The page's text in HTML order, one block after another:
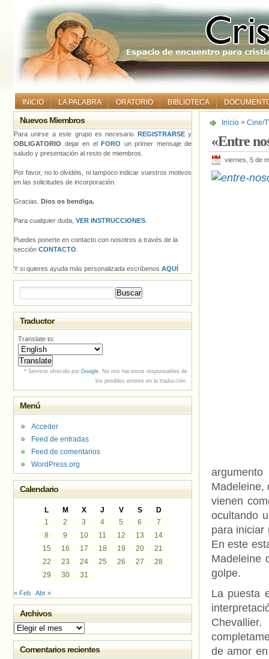
INICIO LA PALABRA ORATORIO BIBLIOTECA
Inicio > Cine/
«Entre
viernes, 5 de
Madeleine,
vienen
ocultando
para iniciar
En este
Madeleine
golpe.
La puesta
de amor
Nuevos Miembros
Para unirse a este grupo es necesario REGISTRARSEy
OBLIGATORIO dejar en el FORO un primer mensaje de
saludo y presentación al resto de miembros.
Por favor, no lo olvidéis, ni tampoco indicar vuestros motivos
en las solicitudes de incorporación.
Gracias. Dios os bendiga.
Para cualquier duda, VER INSTRUCCIONES
Puedes ponerte en contacto con nosotros a través de la
sección CONTACTO
Y si quieres ayuda más personalizada escríbenos AQUÍ
Traductor
Translate to:
* Servicio ofrecido por Google. No nos hacemos responsables de
los posibles errores en la traducción.
Menú
Acceder
Feed de entradas
Feed de comentarios
WordPress.org
Calendario
L M X J V S
D
1
2 3 4 5 6
7
8
9 10 11 12 13
14
15
16 17 18 19 20
21
22
23 24 25 26 27
28
29
30 31
« Feb Abr »
Archivos
Archivos
Comentarios recientes